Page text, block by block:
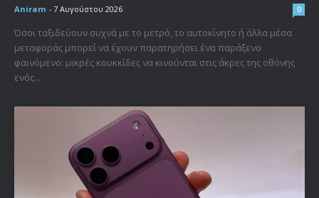
Aniram - 7 Αυγούστου 2026 0
Όσοι ταξιδεύουν συχνά με το μετρό, το αυτοκίνητο ή άλλα μέσα
μεταφοράς μπορεί να έχουν παρατηρήσει ένα παράξενο
φαινόμενο: μικρές κουκκίδες να κινούνται στις άκρες της οθόνης
ενός...